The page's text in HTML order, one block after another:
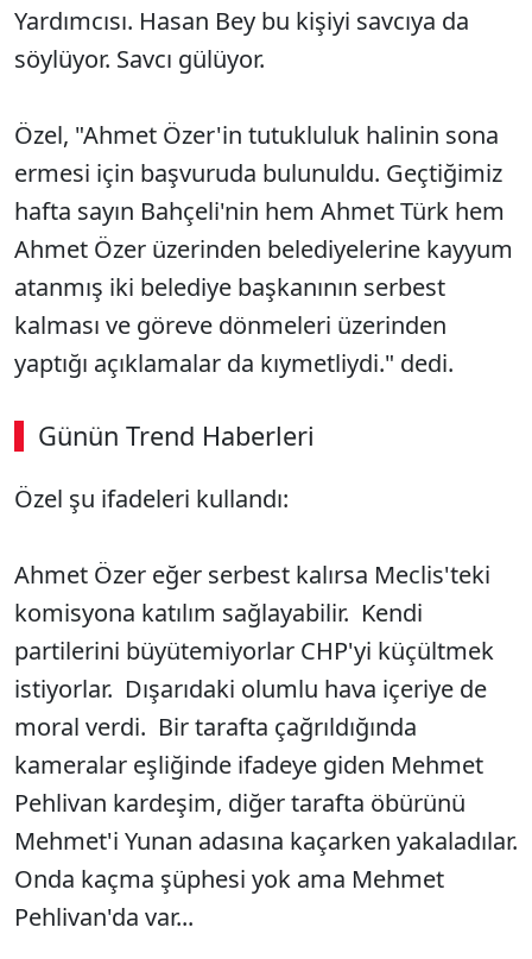
Yardımcısı. Hasan Bey bu kişiyi savcıya da
söylüyor. Savcı gülüyor.
Özel, "Ahmet Özer'in tutukluluk halinin sona
ermesi için başvuruda bulunuldu. Geçtiğimiz
hafta sayın Bahçeli'nin hem Ahmet Türk hem
Ahmet Özer üzerinden belediyelerine kayyum
atanmış iki belediye başkanının serbest
kalması ve göreve dönmeleri üzerinden
yaptığı açıklamalar da kıymetliydi." dedi.
Günün Trend Haberleri
Özel şu ifadeleri kullandı:
Ahmet Özer eğer serbest kalırsa Meclis'teki
komisyona katılım sağlayabilir. Kendi
partilerini büyütemiyorlar CHP'yi küçültmek
istiyorlar. Dışarıdaki olumlu hava içeriye de
moral verdi. Bir tarafta çağrıldığında
kameralar eşliğinde ifadeye giden Mehmet
Pehlivan kardeşim, diğer tarafta öbürünü
Mehmet'i Yunan adasına kaçarken yakaladılar.
Onda kaçma şüphesi yok ama Mehmet
Pehlivan'da var...